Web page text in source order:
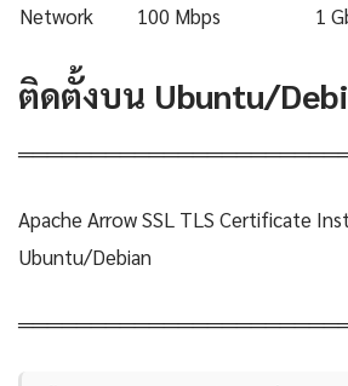
Network 100 Mbps 1
ติดตั้งบน Ubuntu/
Apache Arrow SSL TLS Certificate
Ubuntu/Debian